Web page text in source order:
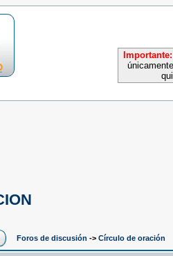
Importante:
Foros de discusión -> Círculo de oración